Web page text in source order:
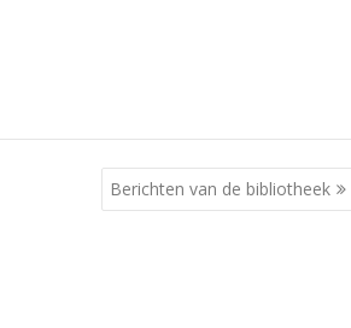
Berichten van de bibliotheek